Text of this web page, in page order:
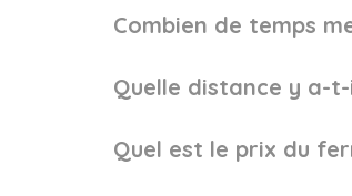
Combien de temps
Quelle distance y a-
Quel est le prix du